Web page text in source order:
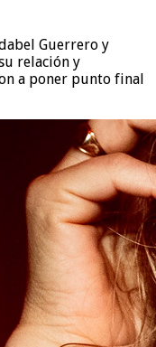
Guerrero y
relación y
a poner punto final